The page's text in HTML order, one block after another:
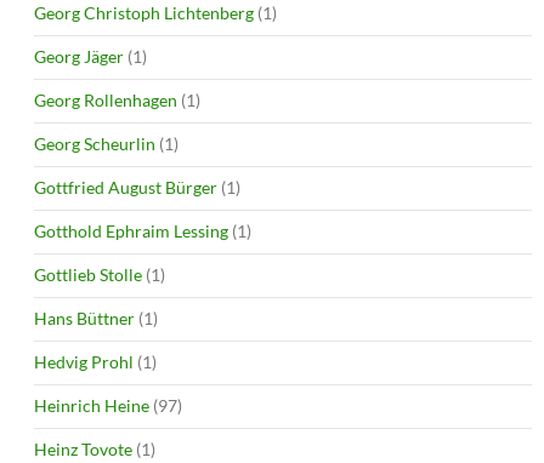
Georg Christoph Lichtenberg (1)
Georg Jäger (1)
Georg Rollenhagen (1)
Georg Scheurlin (1)
Gottfried August Bürger (1)
Gotthold Ephraim Lessing (1)
Gottlieb Stolle (1)
Hans Büttner (1)
Hedvig Prohl (1)
Heinrich Heine (97)
Heinz Tovote (1)